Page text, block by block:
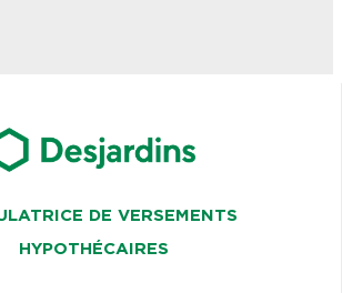
DE VERSEMENTS
HYPOTHÉCAIRES